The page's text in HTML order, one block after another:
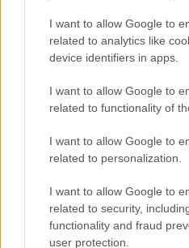
I want to allow Google to
related to analytics like
device identifiers in apps.
I want to allow Google to
related to functionality of
I want to allow Google to
related to personalization.
I want to allow Google to
related to security,
functionality and fraud
user protection.
Θεσσαλονίκη
Παρόμοια εικόνα
Θεσσαλονίκης,
Βόρεια Ελλάδα αλλά
Βαλκάνια περιμένουν
για Σποράδες.
Από το χθες πρωί
αναχωρούν από την
προορισμό τις γύρω